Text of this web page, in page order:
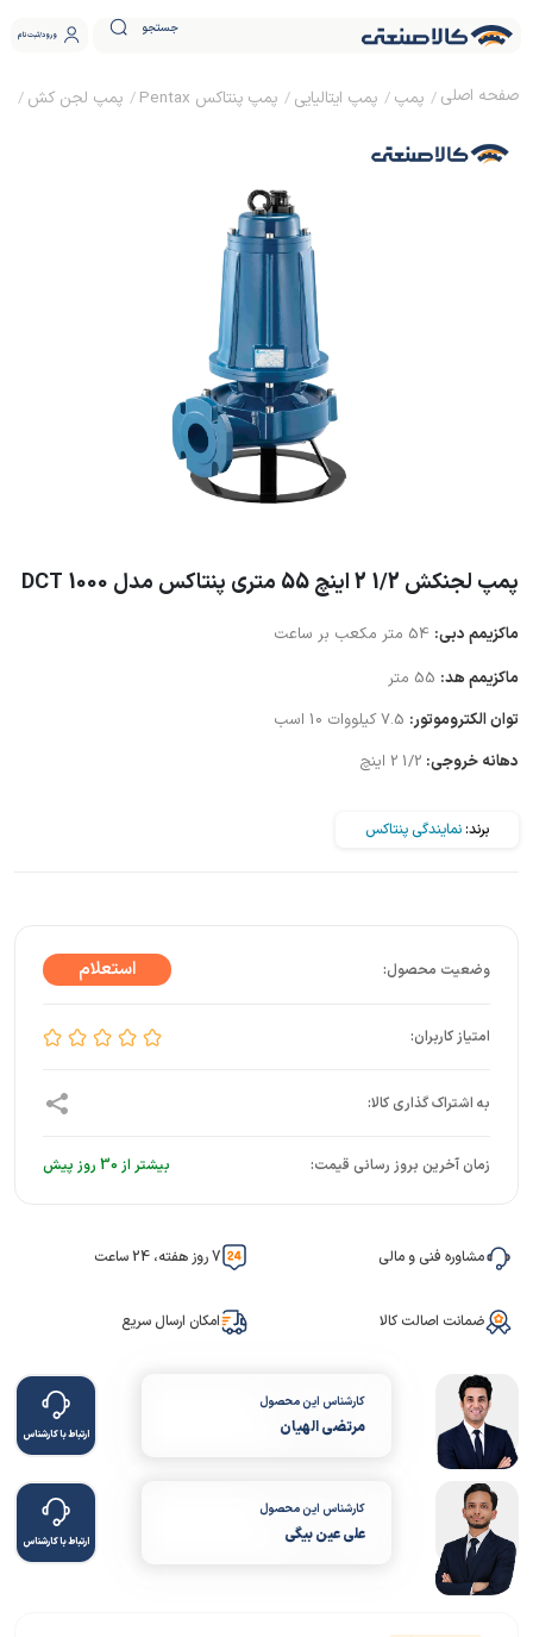
جستجو ورود ثبت نام
پمپ پمپ ایتالیایی پمپ پنتاکس Pentax پمپ لجن کش
پمپ لجنکش 1/2 2 اینچ 55 متری پنتاکس مدل DCT 1000
ماکزیمم دبی:
ماکزیمم هد:
توان الکتروموتور:
دهانه خروجی:
برند:نمایندگی پنتاکس
زمان آخرین بروز رسانی قیمت: بیشتر از 30 روز پیش
مشاوره فنی و مالی 7 روز هفته، 24 ساعت
ضمانت اصالت کالا امکان ارسال سریع
کارشناس این محصول
مرتضی الهیان ارتباط با کارشناس
کارشناس این محصول
علی عین بیگی ارتباط با کارشناس